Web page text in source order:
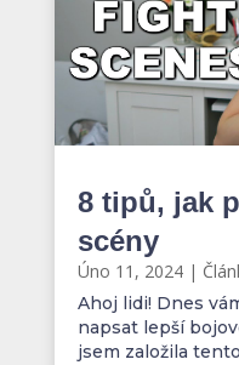
8 tipů, jak
scény
Úno 11, 2024|
Ahoj lidi! Dnes
napsat lepší
jsem založila